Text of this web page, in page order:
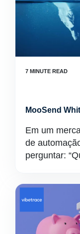
MooSend
Em um
de
perguntar: